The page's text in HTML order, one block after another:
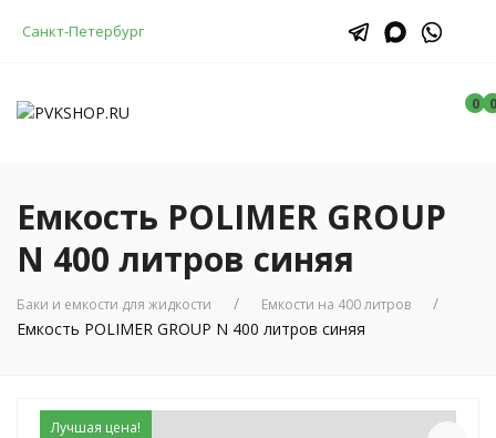
Санкт-Петербург
0 0
0
Емкость POLIMER GROUP
N 400 литров синяя
Баки и емкости для жидкости Емкости на 400 литров
Емкость POLIMER GROUP N 400 литров синяя
Лучшая цена!